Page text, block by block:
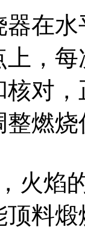
水
，
对
燃
火焰
料